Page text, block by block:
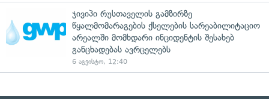
ჯივიპი რუსთაველის გამზირზე
წყალმომარაგების ქსელების სარეაბილიტაციო
არეალში მომხდარი ინციდენტის შესახებ
განცხადებას ავრცელებს
6 აგვისტო, 12:40